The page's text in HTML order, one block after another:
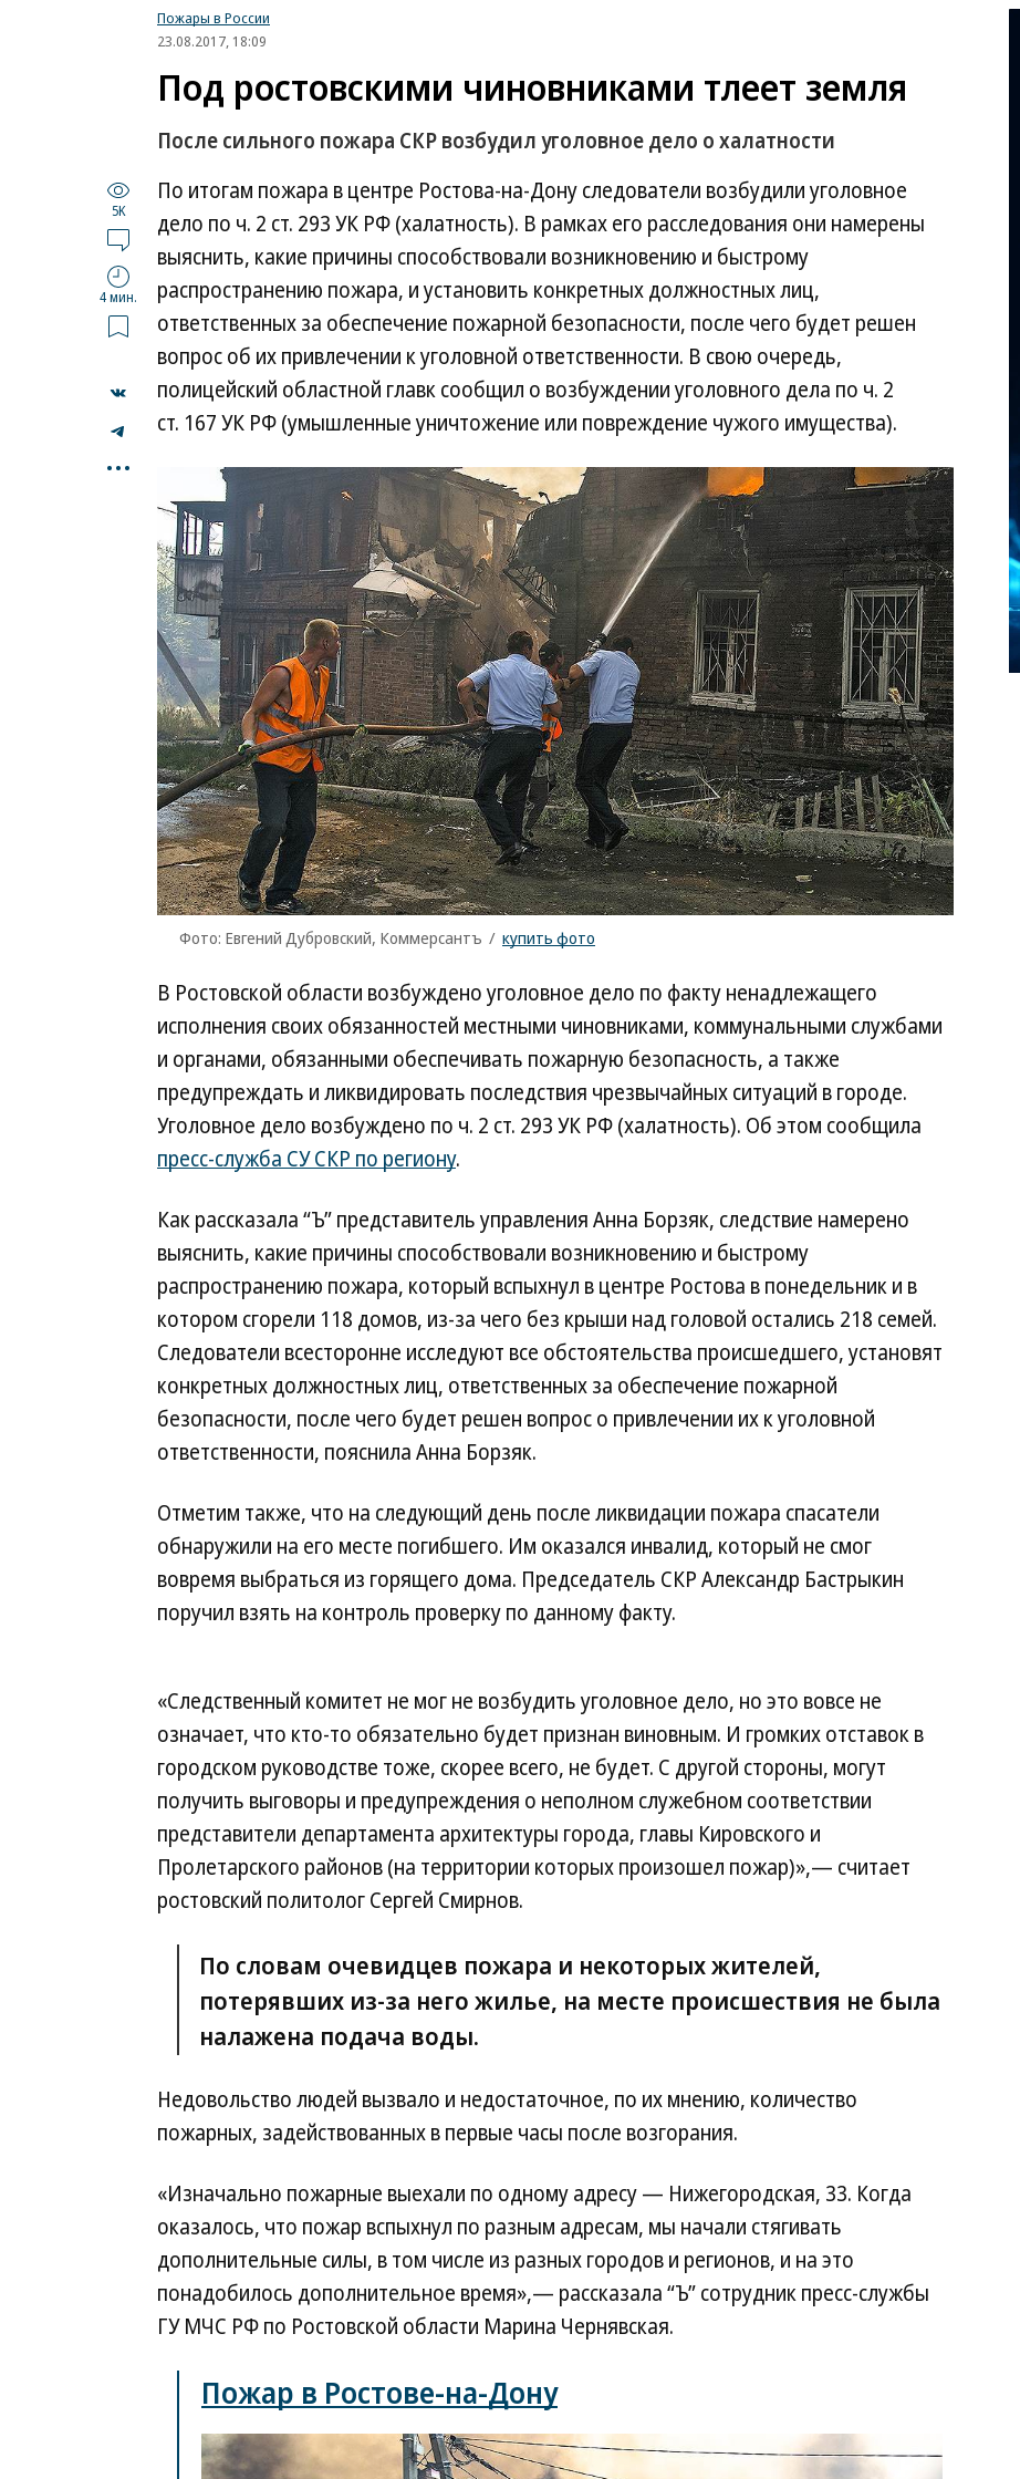
Пожары в России
23.08.2017, 18:09
Под ростовскими чиновниками тлеет земля
После сильного пожара СКР возбудил уголовное дело о халатности
5K
4 мин.
...
По итогам пожара в центре Ростова-на-Дону следователи возбудили уголовное
дело по ч. 2 ст. 293 УК РФ (халатность). В рамках его расследования они намерены
выяснить, какие причины способствовали возникновению и быстрому
распространению пожара, и установить конкретных должностных лиц,
ответственных за обеспечение пожарной безопасности, после чего будет решен
вопрос об их привлечении к уголовной ответственности. В свою очередь,
полицейский областной главк сообщил о возбуждении уголовного дела по ч. 2
ст. 167 УК РФ (умышленные уничтожение или повреждение чужого имущества).
Фото: Евгений Дубровский, Коммерсантъ / купить фото
В Ростовской области возбуждено уголовное дело по факту ненадлежащего
исполнения своих обязанностей местными чиновниками, коммунальными службами
и органами, обязанными обеспечивать пожарную безопасность, а также
предупреждать и ликвидировать последствия чрезвычайных ситуаций в городе.
Уголовное дело возбуждено по ч. 2 ст. 293 УК РФ (халатность). Об этом сообщила
пресс-служба СУ СКР по региону.
Как рассказала “Ъ” представитель управления Анна Борзяк, следствие намерено
выяснить, какие причины способствовали возникновению и быстрому
распространению пожара, который вспыхнул в центре Ростова в понедельник и в
котором сгорели 118 домов, из-за чего без крыши над головой остались 218 семей.
Следователи всесторонне исследуют все обстоятельства происшедшего, установят
конкретных должностных лиц, ответственных за обеспечение пожарной
безопасности, после чего будет решен вопрос о привлечении их к уголовной
ответственности, пояснила Анна Борзяк.
Отметим также, что на следующий день после ликвидации пожара спасатели
обнаружили на его месте погибшего. Им оказался инвалид, который не смог
вовремя выбраться из горящего дома. Председатель СКР Александр Бастрыкин
поручил взять на контроль проверку по данному факту.
«Следственный комитет не мог не возбудить уголовное дело, но это вовсе не
означает, что кто-то обязательно будет признан виновным. И громких отставок в
городском руководстве тоже, скорее всего, не будет. С другой стороны, могут
получить выговоры и предупреждения о неполном служебном соответствии
представители департамента архитектуры города, главы Кировского и
Пролетарского районов (на территории которых произошел пожар)»,— считает
ростовский политолог Сергей Смирнов.
По словам очевидцев пожара и некоторых жителей,
потерявших из-за него жилье, на месте происшествия не была
налажена подача воды.
Недовольство людей вызвало и недостаточное, по их мнению, количество
пожарных, задействованных в первые часы после возгорания.
«Изначально пожарные выехали по одному адресу — Нижегородская, 33. Когда
оказалось, что пожар вспыхнул по разным адресам, мы начали стягивать
дополнительные силы, в том числе из разных городов и регионов, и на это
понадобилось дополнительное время»,— рассказала “Ъ” сотрудник пресс-службы
ГУ МЧС РФ по Ростовской области Марина Чернявская.
Пожар в Ростове-на-Дону